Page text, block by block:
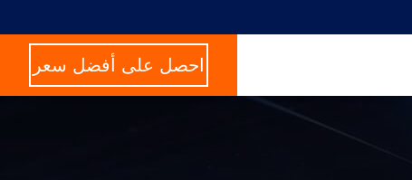
احصل على أفضل سعر